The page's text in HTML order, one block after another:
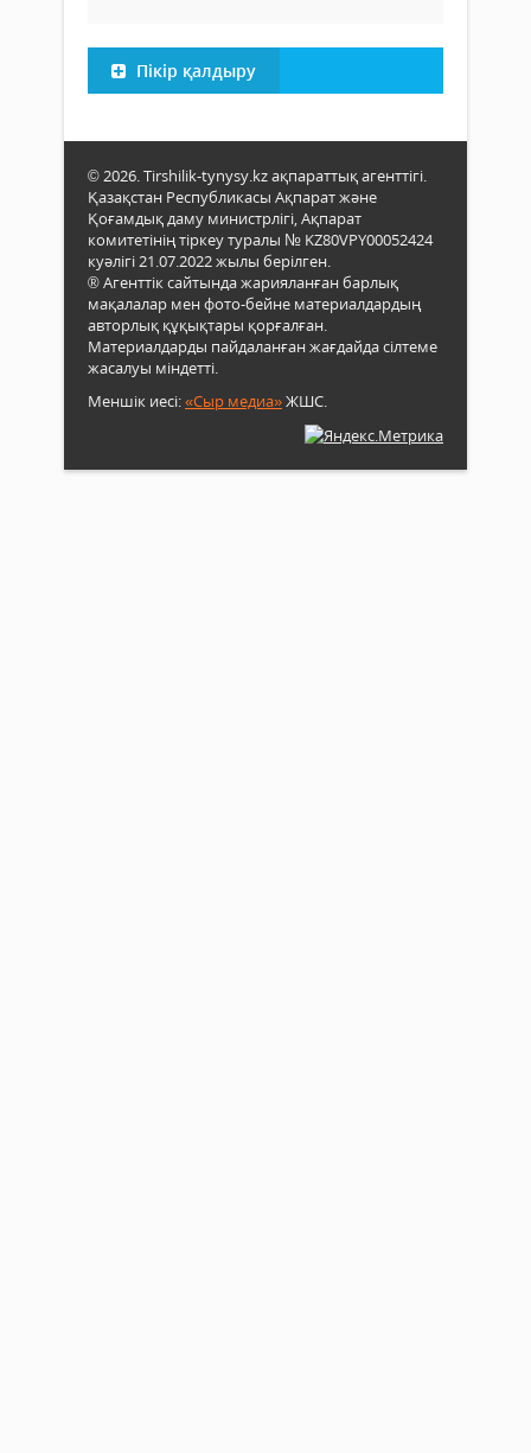
Пікір қалдыру
© 2026. Tirshilik-tynysy.kz ақпараттық агенттігі.
Қазақстан Республикасы Ақпарат және
Қоғамдық даму министрлігі, Ақпарат
комитетінің тіркеу туралы № KZ80VPY00052424
куәлігі 21.07.2022 жылы берілген.
® Агенттік сайтында жарияланған барлық
мақалалар мен фото-бейне материалдардың
авторлық құқықтары қорғалған.
Материалдарды пайдаланған жағдайда сілтеме
жасалуы міндетті.
Меншік иесі:«Сыр медиа»ЖШС.